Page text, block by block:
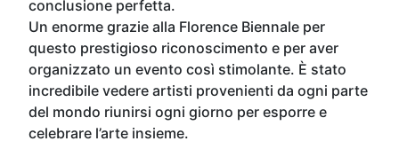
conclusione perfetta.
Un enorme grazie alla Florence Biennale per
questo prestigioso riconoscimento e per aver
organizzato un evento così stimolante. È stato
incredibile vedere artisti provenienti da ogni parte
del mondo riunirsi ogni giorno per esporre e
celebrare l’arte insieme.